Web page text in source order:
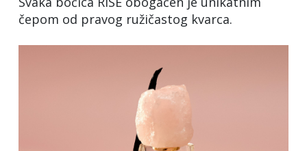
čepom od pravog ružičastog kvarca.